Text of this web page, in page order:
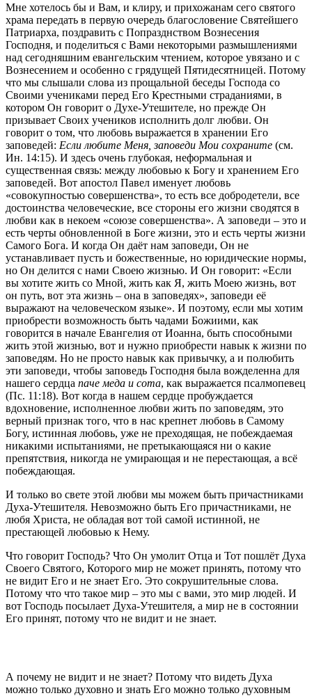
Мне хотелось бы и Вам, и клиру, и прихожанам сего святого
храма передать в первую очередь благословение Святейшего
Патриарха, поздравить с Попразднством Вознесения
Господня, и поделиться с Вами некоторыми размышлениями
над сегодняшним евангельским чтением, которое увязано и с
Вознесением и особенно с грядущей Пятидесятницей. Потому
что мы слышали слова из прощальной беседы Господа со
Своими учениками перед Его Крестными страданиями, в
котором Он говорит о Духе-Утешителе, но прежде Он
призывает Своих учеников исполнить долг любви. Он
говорит о том, что любовь выражается в хранении Его
заповедей: Если любите Меня, заповеди Мои сохраните (см.
Ин. 14:15). И здесь очень глубокая, неформальная и
существенная связь: между любовью к Богу и хранением Его
заповедей. Вот апостол Павел именует любовь
«совокупностью совершенства», то есть все добродетели, все
достоинства человеческие, все стороны его жизни сводятся в
любви как в некоем «союзе совершенства». А заповеди – это и
есть черты обновленной в Боге жизни, это и есть черты жизни
Самого Бога. И когда Он даёт нам заповеди, Он не
устанавливает пусть и божественные, но юридические нормы,
но Он делится с нами Своею жизнью. И Он говорит: «Если
вы хотите жить со Мной, жить как Я, жить Моею жизнь, вот
он путь, вот эта жизнь – она в заповедях», заповеди её
выражают на человеческом языке». И поэтому, если мы хотим
приобрести возможность быть чадами Божиими, как
говорится в начале Евангелия от Иоанна, быть способными
жить этой жизнью, вот и нужно приобрести навык к жизни по
заповедям. Но не просто навык как привычку, а и полюбить
эти заповеди, чтобы заповедь Господня была вожделенна для
нашего сердца паче меда и сота, как выражается псалмопевец
(Пс. 11:18). Вот когда в нашем сердце пробуждается
вдохновение, исполненное любви жить по заповедям, это
верный признак того, что в нас крепнет любовь в Самому
Богу, истинная любовь, уже не преходящая, не побеждаемая
никакими испытаниями, не претыкающаяся ни о какие
препятствия, никогда не умирающая и не перестающая, а всё
побеждающая.
И только во свете этой любви мы можем быть причастниками
Духа-Утешителя. Невозможно быть Его причастниками, не
любя Христа, не обладая вот той самой истинной, не
престающей любовью к Нему.
Что говорит Господь? Что Он умолит Отца и Тот пошлёт Духа
Своего Святого, Которого мир не может принять, потому что
не видит Его и не знает Его. Это сокрушительные слова.
Потому что что такое мир – это мы с вами, это мир людей. И
вот Господь посылает Духа-Утешителя, а мир не в состоянии
Его принят, потому что не видит и не знает.
А почему не видит и не знает? Потому что видеть Духа
можно только духовно и знать Его можно только духовным